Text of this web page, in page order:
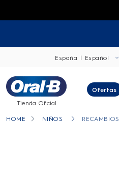
España | Español
Tienda Oficial
Ofertas
HOME NIÑOS RECAMBIOS